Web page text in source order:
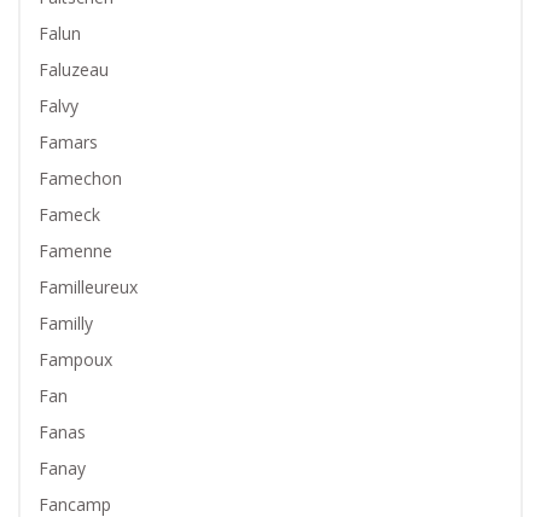
Falun
Faluzeau
Falvy
Famars
Famechon
Fameck
Famenne
Familleureux
Familly
Fampoux
Fan
Fanas
Fanay
Fancamp